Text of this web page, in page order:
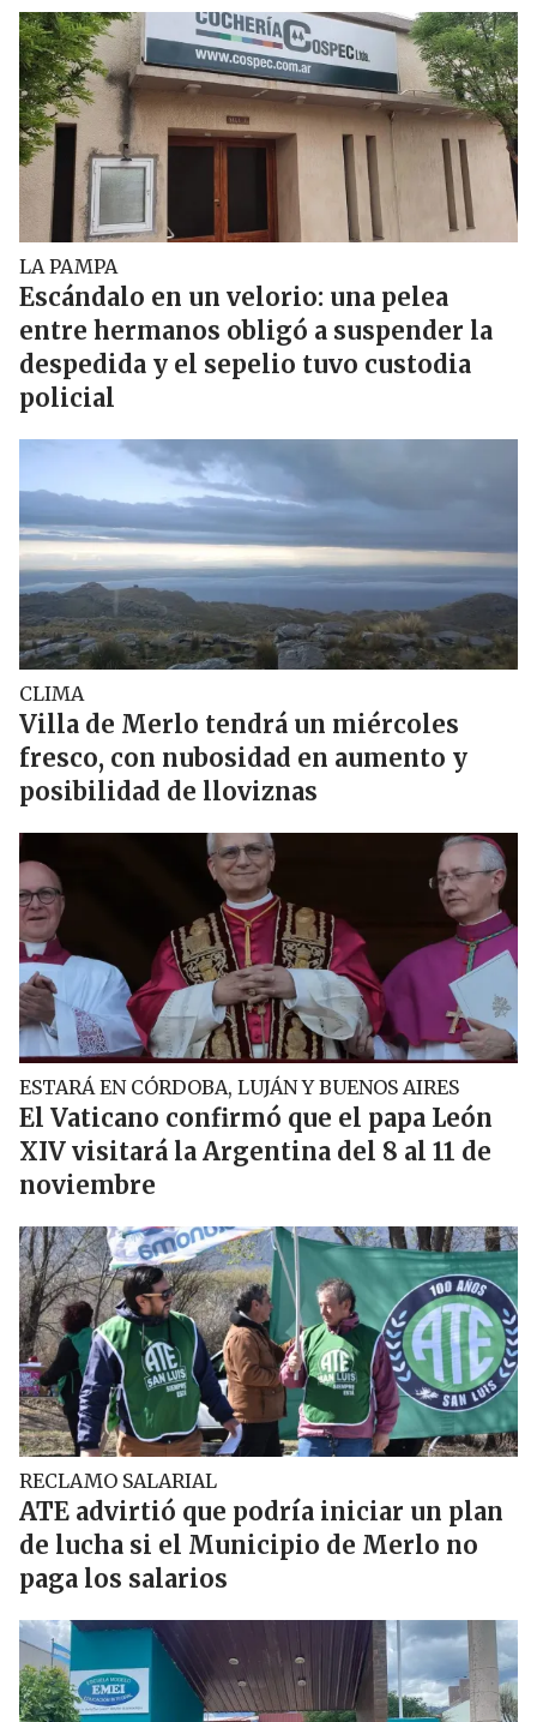
LA PAMPA
Escándalo en un velorio: una pelea
entre hermanos obligó a suspender la
despedida y el sepelio tuvo custodia
policial
CLIMA
Villa de Merlo tendrá un miércoles
fresco, con nubosidad en aumento y
posibilidad de lloviznas
ESTARÁ EN CÓRDOBA, LUJÁN Y BUENOS AIRES
El Vaticano confirmó que el papa León
XIV visitará la Argentina del 8 al 11 de
noviembre
RECLAMO SALARIAL
ATE advirtió que podría iniciar un plan
de lucha si el Municipio de Merlo no
paga los salarios